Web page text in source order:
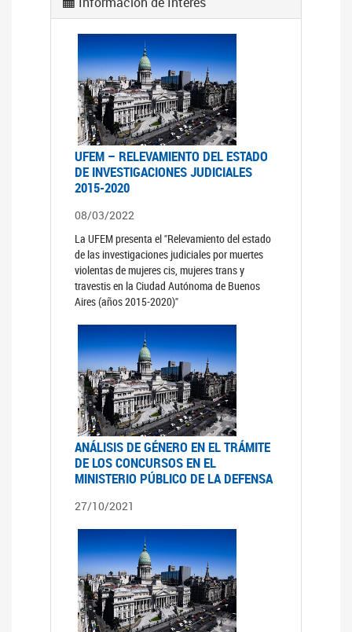
UFEM – RELEVAMIENTO DEL ESTADO
DE INVESTIGACIONES JUDICIALES
2015-2020
08/03/2022
La UFEM presenta el "Relevamiento del estado
de las investigaciones judiciales por muertes
violentas de mujeres cis, mujeres trans y
travestis en la Ciudad Autónoma de Buenos
Aires (años 2015-2020)"
ANÁLISIS DE GÉNERO EN EL TRÁMITE
DE LOS CONCURSOS EN EL
MINISTERIO PÚBLICO DE LA DEFENSA
27/10/2021